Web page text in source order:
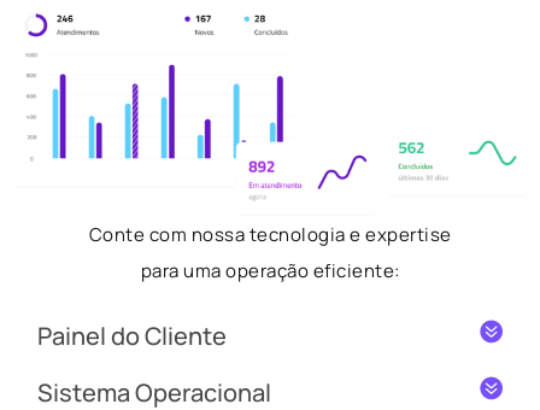
Conte com nossa tecnologia e expertise
para uma operação eficiente:
Painel do Cliente
Sistema Operacional